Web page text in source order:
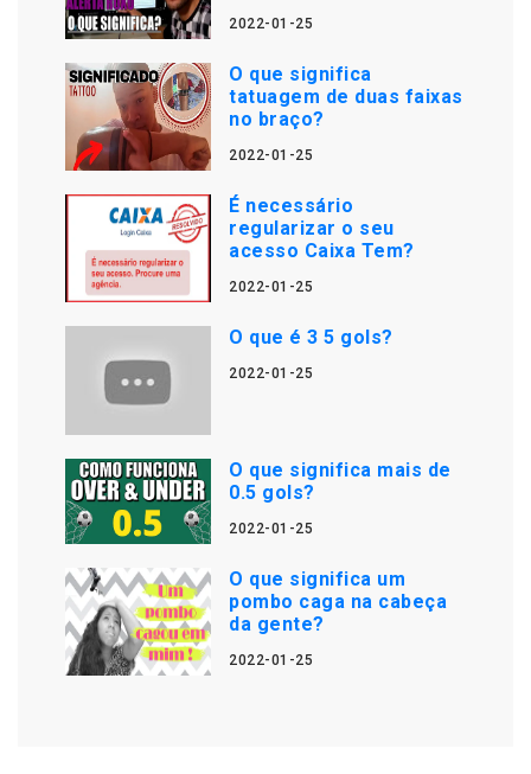
2022-01-25
O que significa
tatuagem de duas faixas
no braço?
2022-01-25
É necessário
regularizar o seu
acesso Caixa Tem?
2022-01-25
O que é 3 5 gols?
2022-01-25
O que significa mais de
0.5 gols?
2022-01-25
O que significa um
pombo caga na cabeça
da gente?
2022-01-25